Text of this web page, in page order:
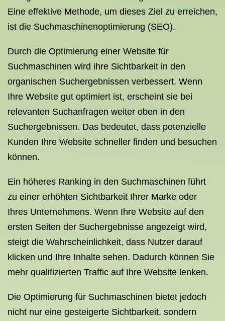
Eine effektive Methode, um dieses Ziel zu erreichen,
ist die Suchmaschinenoptimierung (SEO).
Durch die Optimierung einer Website für
Suchmaschinen wird ihre Sichtbarkeit in den
organischen Suchergebnissen verbessert. Wenn
Ihre Website gut optimiert ist, erscheint sie bei
relevanten Suchanfragen weiter oben in den
Suchergebnissen. Das bedeutet, dass potenzielle
Kunden Ihre Website schneller finden und besuchen
können.
Ein höheres Ranking in den Suchmaschinen führt
zu einer erhöhten Sichtbarkeit Ihrer Marke oder
Ihres Unternehmens. Wenn Ihre Website auf den
ersten Seiten der Suchergebnisse angezeigt wird,
steigt die Wahrscheinlichkeit, dass Nutzer darauf
klicken und Ihre Inhalte sehen. Dadurch können Sie
mehr qualifizierten Traffic auf Ihre Website lenken.
Die Optimierung für Suchmaschinen bietet jedoch
nicht nur eine gesteigerte Sichtbarkeit, sondern